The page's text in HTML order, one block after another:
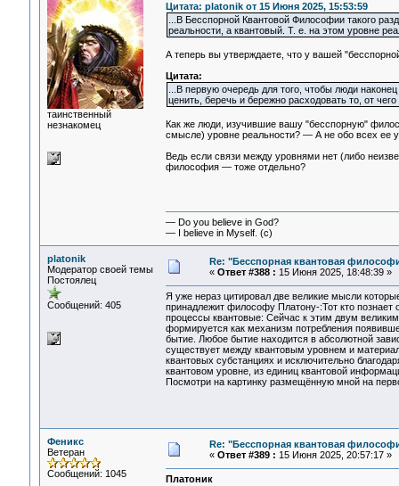
таинственный
незнакомец
Цитата: platonik от 15 Июня 2025, 15:53:59
...В Бесспорной Квантовой Философии такого
реальности, а квантовый. Т. е. на этом уровне
А теперь вы утверждаете, что у вашей
Цитата:
...В первую очередь для того, чтобы люди
ценить, беречь и бережно расходовать то, от
Как же люди, изучившие вашу "бесспорную"
смысле) уровне реальности? — А не обо всех ее
Ведь если связи между уровнями нет (либо
философия — тоже отдельно?
— Do you believe in God?
— I believe in Myself. (c)
platonik
Модератор своей темы
Постоялец
Сообщений: 405
Re: "Бесспорная квантовая
« Ответ #388 : 15 Июня 2025, 18:48:39 »
Я уже нераз цитировал две великие мысли
принадлежит философу Платону-:Тот кто
процессы квантовые: Сейчас к этим двум
формируется как механизм потребления
бытие. Любое бытие находится в абсолютной
существует между квантовым уровнем и
квантовых субстанциях и исключительно
квантовом уровне, из единиц квантовой
Посмотри на картинку размещённую мной на
Феникс
Ветеран
Сообщений: 1045
Re: "Бесспорная квантовая
« Ответ #389 : 15 Июня 2025, 20:57:17 »
Платоник